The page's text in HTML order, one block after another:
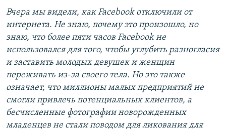
Вчера мы видели, как Facebook отключили от
интернета. Не знаю, почему это произошло, но
знаю, что более пяти часов Facebook не
использовался для того, чтобы углубить разногласия
и заставить молодых девушек и женщин
переживать из-за своего тела. Но это также
означает, что миллионы малых предприятий не
смогли привлечь потенциальных клиентов, а
бесчисленные фотографии новорожденных
младенцев не стали поводом для ликования для